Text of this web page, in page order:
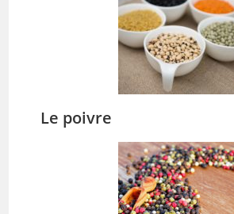
Le poivre